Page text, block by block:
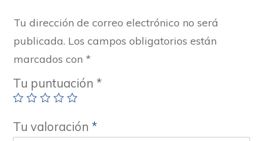
Tu dirección de correo electrónico no será
publicada. Los campos obligatorios están
marcados con *
Tu puntuación *
Tu valoración *